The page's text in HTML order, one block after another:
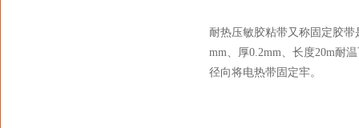
耐热压敏胶粘带又称固定胶
mm、厚0.2mm、长度20m耐
径向将电热带固定牢。